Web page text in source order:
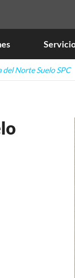
Norte Suelo SPC